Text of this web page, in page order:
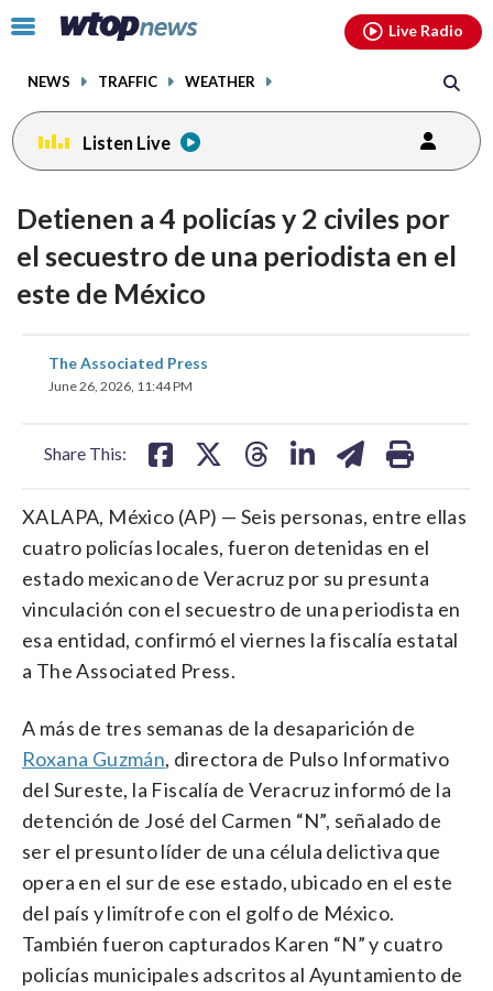
Click
toggle
menu.
NEWS TRAFFIC WEATHER
Live Radio
Listen Live
Detienen a 4 policías y 2 civiles por
el secuestro de una periodista en el
este de México
The Associated Press
June 26, 2026, 11:44 PM
Share This:
share
on
XALAPA, México (AP) — Seis personas, entre ellas
cuatro policías locales, fueron detenidas en el
estado mexicano de Veracruz por su presunta
vinculación con el secuestro de una periodista en
esa entidad, confirmó el viernes la fiscalía estatal
a The Associated Press.
A más de tres semanas de la desaparición de
Roxana Guzmán, directora de Pulso Informativo
del Sureste, la Fiscalía de Veracruz informó de la
detención de José del Carmen “N”, señalado de
ser el presunto líder de una célula delictiva que
opera en el sur de ese estado, ubicado en el este
del país y limítrofe con el golfo de México.
También fueron capturados Karen “N” y cuatro
policías municipales adscritos al Ayuntamiento de
facebookinstagram youtubethreads